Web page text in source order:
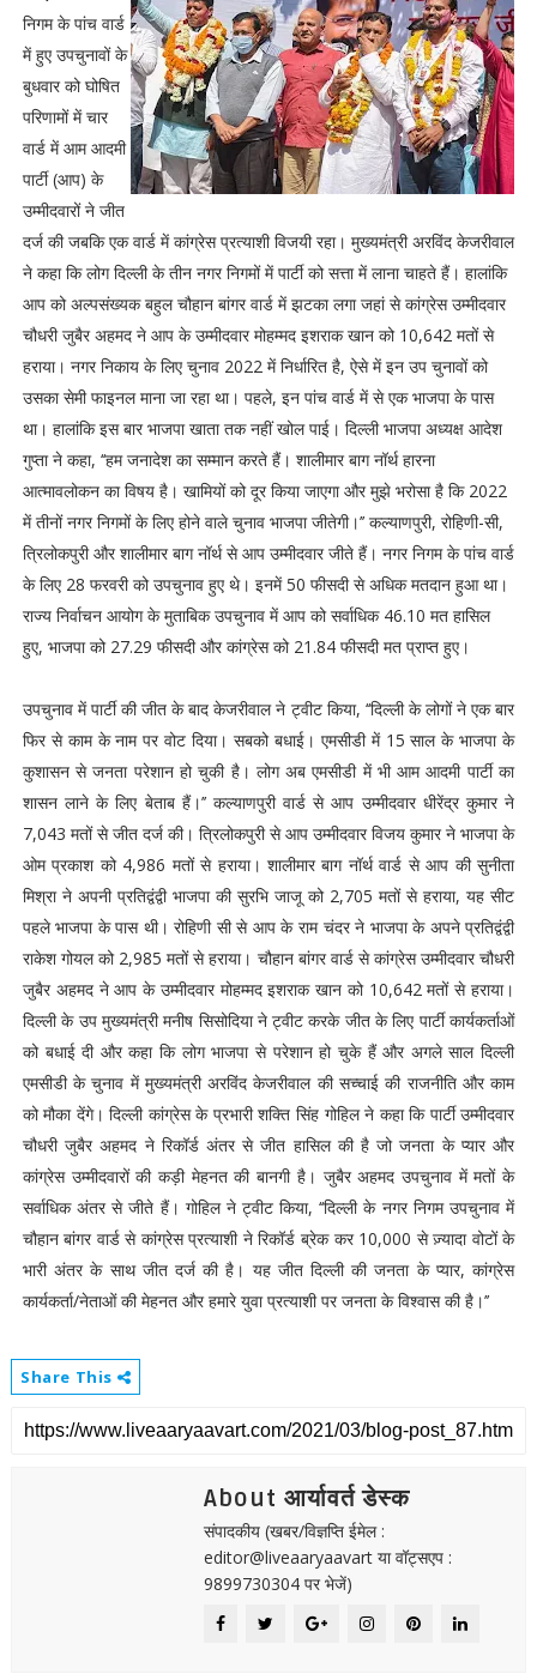
निगम के पांच वार्ड
में हुए उपचुनावों के
बुधवार को घोषित
परिणामों में चार
वार्ड में आम आदमी
पार्टी (आप) के
उम्मीदवारों ने जीत
दर्ज की जबकि एक वार्ड में कांग्रेस प्रत्याशी विजयी रहा। मुख्यमंत्री अरविंद केजरीवाल
ने कहा कि लोग दिल्ली के तीन नगर निगमों में पार्टी को सत्ता में लाना चाहते हैं। हालांकि
आप को अल्पसंख्यक बहुल चौहान बांगर वार्ड में झटका लगा जहां से कांग्रेस उम्मीदवार
चौधरी जुबैर अहमद ने आप के उम्मीदवार मोहम्मद इशराक खान को 10,642 मतों से
हराया। नगर निकाय के लिए चुनाव 2022 में निर्धारित है, ऐसे में इन उप चुनावों को
उसका सेमी फाइनल माना जा रहा था। पहले, इन पांच वार्ड में से एक भाजपा के पास
था। हालांकि इस बार भाजपा खाता तक नहीं खोल पाई। दिल्ली भाजपा अध्यक्ष आदेश
गुप्ता ने कहा, ‘‘हम जनादेश का सम्मान करते हैं। शालीमार बाग नॉर्थ हारना
आत्मावलोकन का विषय है। खामियों को दूर किया जाएगा और मुझे भरोसा है कि 2022
में तीनों नगर निगमों के लिए होने वाले चुनाव भाजपा जीतेगी।’’ कल्याणपुरी, रोहिणी-सी,
त्रिलोकपुरी और शालीमार बाग नॉर्थ से आप उम्मीदवार जीते हैं। नगर निगम के पांच वार्ड
के लिए 28 फरवरी को उपचुनाव हुए थे। इनमें 50 फीसदी से अधिक मतदान हुआ था।
राज्य निर्वाचन आयोग के मुताबिक उपचुनाव में आप को सर्वाधिक 46.10 मत हासिल
हुए, भाजपा को 27.29 फीसदी और कांग्रेस को 21.84 फीसदी मत प्राप्त हुए।
उपचुनाव में पार्टी की जीत के बाद केजरीवाल ने ट्वीट किया, ‘‘दिल्ली के लोगों ने एक बार
फिर से काम के नाम पर वोट दिया। सबको बधाई। एमसीडी में 15 साल के भाजपा के
कुशासन से जनता परेशान हो चुकी है। लोग अब एमसीडी में भी आम आदमी पार्टी का
शासन लाने के लिए बेताब हैं।’’ कल्याणपुरी वार्ड से आप उम्मीदवार धीरेंद्र कुमार ने
7,043 मतों से जीत दर्ज की। त्रिलोकपुरी से आप उम्मीदवार विजय कुमार ने भाजपा के
ओम प्रकाश को 4,986 मतों से हराया। शालीमार बाग नॉर्थ वार्ड से आप की सुनीता
मिश्रा ने अपनी प्रतिद्वंद्वी भाजपा की सुरभि जाजू को 2,705 मतों से हराया, यह सीट
पहले भाजपा के पास थी। रोहिणी सी से आप के राम चंदर ने भाजपा के अपने प्रतिद्वंद्वी
राकेश गोयल को 2,985 मतों से हराया। चौहान बांगर वार्ड से कांग्रेस उम्मीदवार चौधरी
जुबैर अहमद ने आप के उम्मीदवार मोहम्मद इशराक खान को 10,642 मतों से हराया।
दिल्ली के उप मुख्यमंत्री मनीष सिसोदिया ने ट्वीट करके जीत के लिए पार्टी कार्यकर्ताओं
को बधाई दी और कहा कि लोग भाजपा से परेशान हो चुके हैं और अगले साल दिल्ली
एमसीडी के चुनाव में मुख्यमंत्री अरविंद केजरीवाल की सच्चाई की राजनीति और काम
को मौका देंगे। दिल्ली कांग्रेस के प्रभारी शक्ति सिंह गोहिल ने कहा कि पार्टी उम्मीदवार
चौधरी जुबैर अहमद ने रिकॉर्ड अंतर से जीत हासिल की है जो जनता के प्यार और
कांग्रेस उम्मीदवारों की कड़ी मेहनत की बानगी है। जुबैर अहमद उपचुनाव में मतों के
सर्वाधिक अंतर से जीते हैं। गोहिल ने ट्वीट किया, ‘‘दिल्ली के नगर निगम उपचुनाव में
चौहान बांगर वार्ड से कांग्रेस प्रत्याशी ने रिकॉर्ड ब्रेक कर 10,000 से ज़्यादा वोटों के
भारी अंतर के साथ जीत दर्ज की है। यह जीत दिल्ली की जनता के प्यार, कांग्रेस
कार्यकर्ता/नेताओं की मेहनत और हमारे युवा प्रत्याशी पर जनता के विश्वास की है।’’
Share This
About आर्यावर्त डेस्क
संपादकीय (खबर/विज्ञप्ति ईमेल :
editor@liveaaryaavart या वॉट्सएप :
9899730304 पर भेजें)